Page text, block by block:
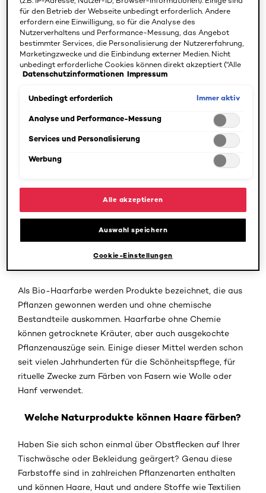
Erfahren Sie hier, was es damit auf sich
hat.1
Oktober 28, 2024
Inhaltsverzeichnis
Welche Naturprodukte können Haare färben?
Ist Bio-Haarfarbe schädlich?
Ist Bio-Haarfarbe wirklich besser?
Was ist Bio-Haarfarbe?
Als Bio-Haarfarbe werden Produkte bezeichnet, die aus
Pflanzen gewonnen werden und ohne chemische
Bestandteile auskommen. Haarfarbe ohne Chemie
können getrocknete Kräuter, aber auch ausgekochte
Pflanzenauszüge sein. Einige dieser Mittel werden schon
seit vielen Jahrhunderten für die Schönheitspflege, für
rituelle Zwecke zum Färben von Fasern wie Wolle oder
Hanf verwendet.
Welche Naturprodukte können Haare färben?
Haben Sie sich schon einmal über Obstflecken auf Ihrer
Tischwäsche oder Bekleidung geärgert? Genau diese
Farbstoffe sind in zahlreichen Pflanzenarten enthalten
und können Haare, Haut und andere Stoffe wie Textilien
für den Betrieb der Webseite unbedingt erforderlich. Andere
erfordern eine Einwilligung, so für die Analyse des
Nutzerverhaltens und Performance-Messung, das Angebot
bestimmter Services, die Personalisierung der Nutzererfahrung,
Marketingzwecke und die Einbindung externer Medien. Nicht
unbedingt erforderliche Cookies können direkt akzeptiert ("Alle
akzeptieren") oder abgelehnt ("Ohne Einwilligung fortfahren")
ebenfalls möglich und speicherbar ("Auswahl speichern"). Die
angepasst werden. Für weitere Informationen s. unsere
Datenschutzinformationen Impressum
Unbedingt erforderlich Immer aktiv
Analyse und Performance-Messung
Services und Personalisierung
Werbung
Alle akzeptieren
Auswahl speichern
Cookie-Einstellungen